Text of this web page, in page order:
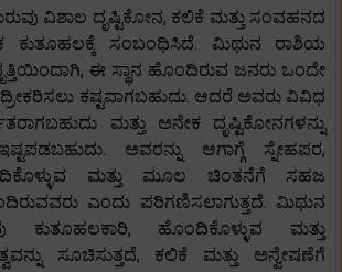
ವಿಶಾಲ ದೃಷ್ಟಿಕೋನ, ಕಲಿಕೆ ಮತ್ತು ಸಂವಹನದ
ಕುತೂಹಲಕ್ಕೆ ಸಂಬಂಧಿಸಿದೆ. ಮಿಥುನ ರಾಶಿಯ
ಈ ಸ್ಥಾನ ಹೊಂದಿರುವ ಜನರು ಒಂದೇ
ಕಷ್ಟವಾಗಬಹುದು. ಆದರೆ ಅವರು ವಿವಿಧ
ಮತ್ತು ಅನೇಕ ದೃಷ್ಟಿಕೋನಗಳನ್ನು
ಅವರನ್ನು ಆಗಾಗ್ಗೆ ಸ್ನೇಹಪರ,
ಮತ್ತು ಮೂಲ ಚಿಂತನೆಗೆ ಸಹಜ
ಎಂದು ಪರಿಗಣಿಸಲಾಗುತ್ತದೆ. ಮಿಥುನ
ಕುತೂಹಲಕಾರಿ, ಹೊಂದಿಕೊಳ್ಳುವ ಮತ್ತು
ಸೂಚಿಸುತ್ತದೆ, ಕಲಿಕೆ ಮತ್ತು ಅನ್ವೇಷಣೆಗೆ